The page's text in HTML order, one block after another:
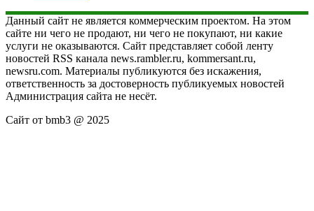
Данный сайт не является коммерческим проектом. На этом
сайте ни чего не продают, ни чего не покупают, ни какие
услуги не оказываются. Сайт представляет собой ленту
новостей RSS канала news.rambler.ru, kommersant.ru,
newsru.com. Материалы публикуются без искажения,
ответственность за достоверность публикуемых новостей
Администрация сайта не несёт.
Сайт от bmb3 @ 2025